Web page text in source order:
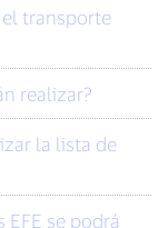
realizar?